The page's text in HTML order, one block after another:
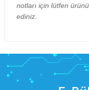
notları için lütfen
ediniz.